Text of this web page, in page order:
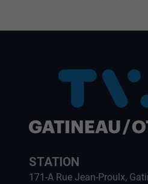
STATION
171-A Rue Jean-Proulx,